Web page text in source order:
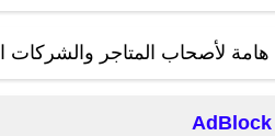
هامة لأصحاب المتاجر والشركات
AdBlock